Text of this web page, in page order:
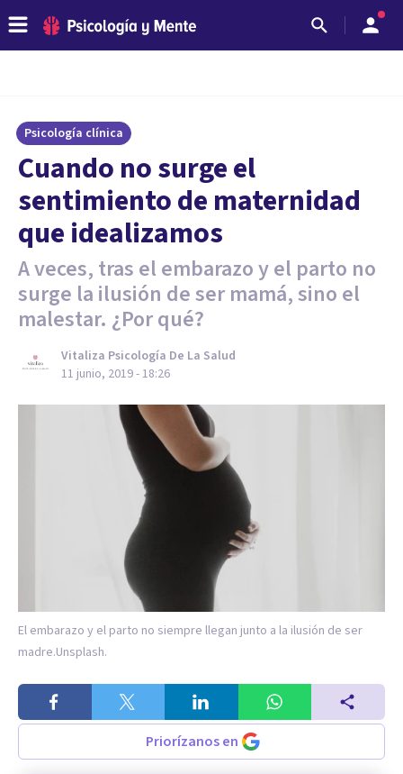
Psicología clínica
Cuando no surge el
sentimiento de maternidad
que idealizamos
A veces, tras el embarazo y el parto no
surge la ilusión de ser mamá, sino el
malestar. ¿Por qué?
Vitaliza Psicología De La Salud
11 junio, 2019 - 18:26
El embarazo y el parto no siempre llegan junto a la ilusión de ser
madre.Unsplash.
Priorízanos en